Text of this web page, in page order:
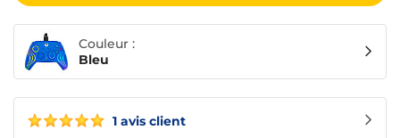
1 avis client
Couleur :
Bleu